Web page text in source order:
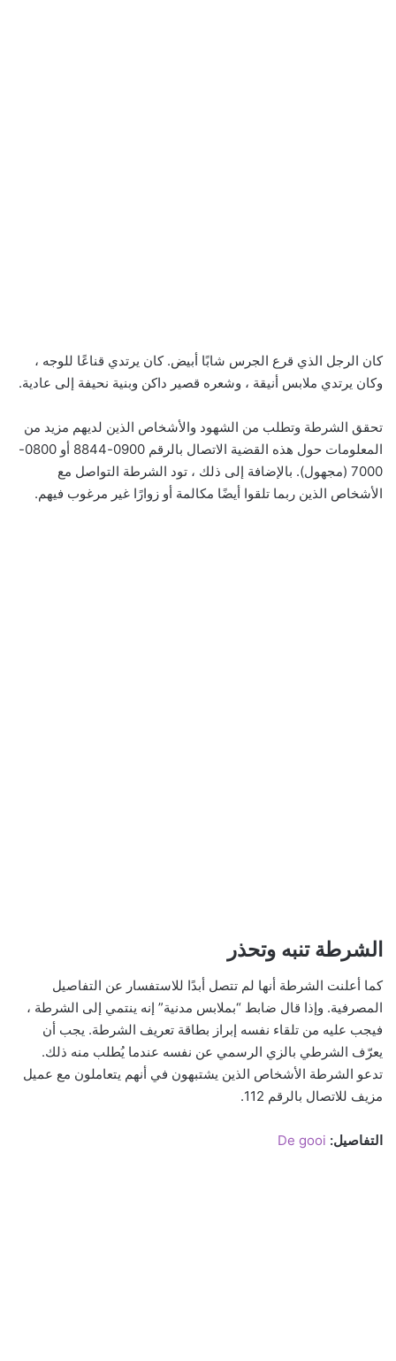
كان الرجل الذي قرع الجرس شابًا أبيض. كان يرتدي قناعًا للوجه ،
وكان يرتدي ملابس أنيقة ، وشعره قصير داكن وبنية نحيفة إلى عادية.
تحقق الشرطة وتطلب من الشهود والأشخاص الذين لديهم مزيد من
المعلومات حول هذه القضية الاتصال بالرقم 0900-8844 أو 0800-
7000 (مجهول). بالإضافة إلى ذلك ، تود الشرطة التواصل مع
الأشخاص الذين ربما تلقوا أيضًا مكالمة أو زوارًا غير مرغوب فيهم.
الشرطة تنبه وتحذر
كما أعلنت الشرطة أنها لم تتصل أبدًا للاستفسار عن التفاصيل
المصرفية. وإذا قال ضابط “بملابس مدنية” إنه ينتمي إلى الشرطة ،
فيجب عليه من تلقاء نفسه إبراز بطاقة تعريف الشرطة. يجب أن
يعرّف الشرطي بالزي الرسمي عن نفسه عندما يُطلب منه ذلك.
تدعو الشرطة الأشخاص الذين يشتبهون في أنهم يتعاملون مع عميل
مزيف للاتصال بالرقم 112.
التفاصيل: De gooi